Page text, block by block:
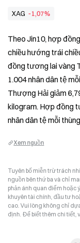
XAG -1,07%
Theo Jin10, hợp
chiều hướng trái
đồng tương lai vàng
1.004 nhân dân tệ
Thượng Hải giảm
kilogram. Hợp đồng
nhân dân tệ mỗi
Xem nguồn
Tuyên bố miễn trừ trách
nguồn bên thứ ba và chỉ
phản ánh quan điểm hoặc
khuyên tài chính, đầu tư
cao. Vui lòng không chỉ
định. Để biết thêm chi tiết,